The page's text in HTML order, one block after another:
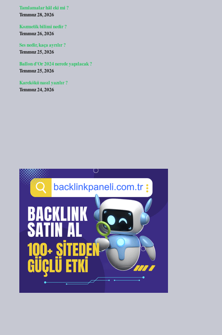
Tamlamalar hâl eki mi ?
Temmuz 28, 2026
Kozmetik bilimi nedir ?
Temmuz 26, 2026
Ses nedir, kaça ayrılır ?
Temmuz 25, 2026
Ballon d’Or 2024 nerede yapılacak ?
Temmuz 25, 2026
Karekökü nasıl yazılır ?
Temmuz 24, 2026